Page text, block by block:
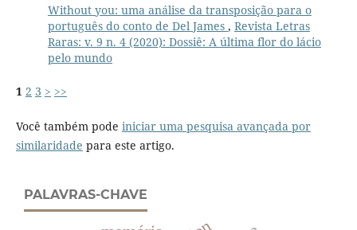
Without you: uma análise da transposição para o
português do conto de Del James , Revista Letras
Raras: v. 9 n. 4 (2020): Dossiê: A última flor do lácio
pelo mundo
1 2 3 > >>
Você também pode iniciar uma pesquisa avançada por
similaridade para este artigo.
PALAVRAS-CHAVE